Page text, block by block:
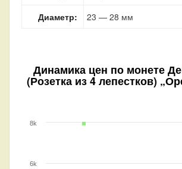
Диаметр:
23 — 28 мм
Динамика цен по монете
(Розетка из 4 лепестков)
6k
8k